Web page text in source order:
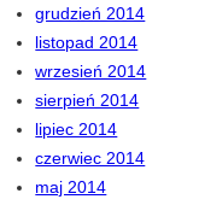
grudzień 2014
listopad 2014
wrzesień 2014
sierpień 2014
lipiec 2014
czerwiec 2014
maj 2014